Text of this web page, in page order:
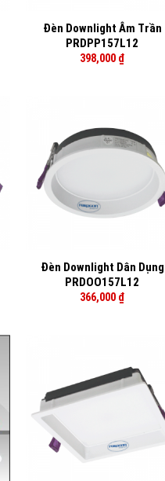
Đèn Downlight Âm Trần
PRDPP157L12
398,000 ₫
Đèn Downlight Dân Dụng
PRDOO157L12
366,000 ₫